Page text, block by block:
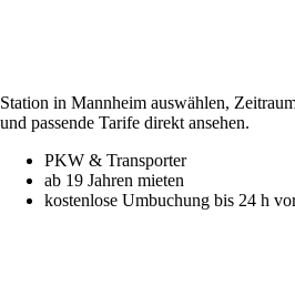
Station in Mannheim auswählen,
und passende Tarife direkt ansehen.
PKW & Transporter
ab 19 Jahren mieten
kostenlose Umbuchung bis 24 h